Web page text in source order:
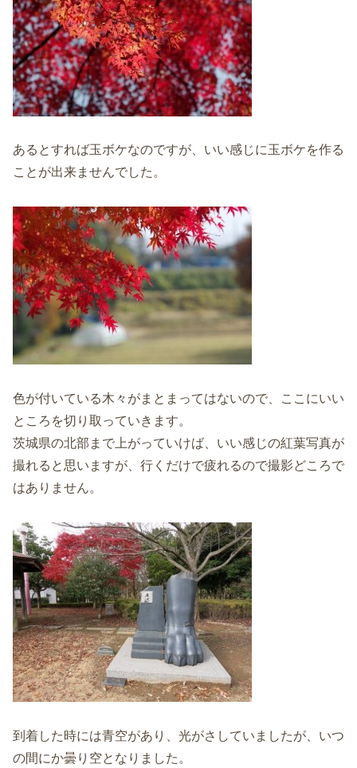
あるとすれば玉ボケなのですが、いい感じに玉ボケを作る
ことが出来ませんでした。
色が付いている木々がまとまってはないので、ここにいい
ところを切り取っていきます。
茨城県の北部まで上がっていけば、いい感じの紅葉写真が
撮れると思いますが、行くだけで疲れるので撮影どころで
はありません。
到着した時には青空があり、光がさしていましたが、いつ
の間にか曇り空となりました。